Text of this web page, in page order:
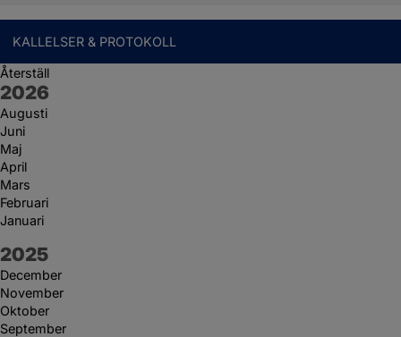
KALLELSER & PROTOKOLL
Återställ
År:
2026
Augusti
Juni
Maj
April
Mars
Februari
Januari
År:
2025
December
November
Oktober
September